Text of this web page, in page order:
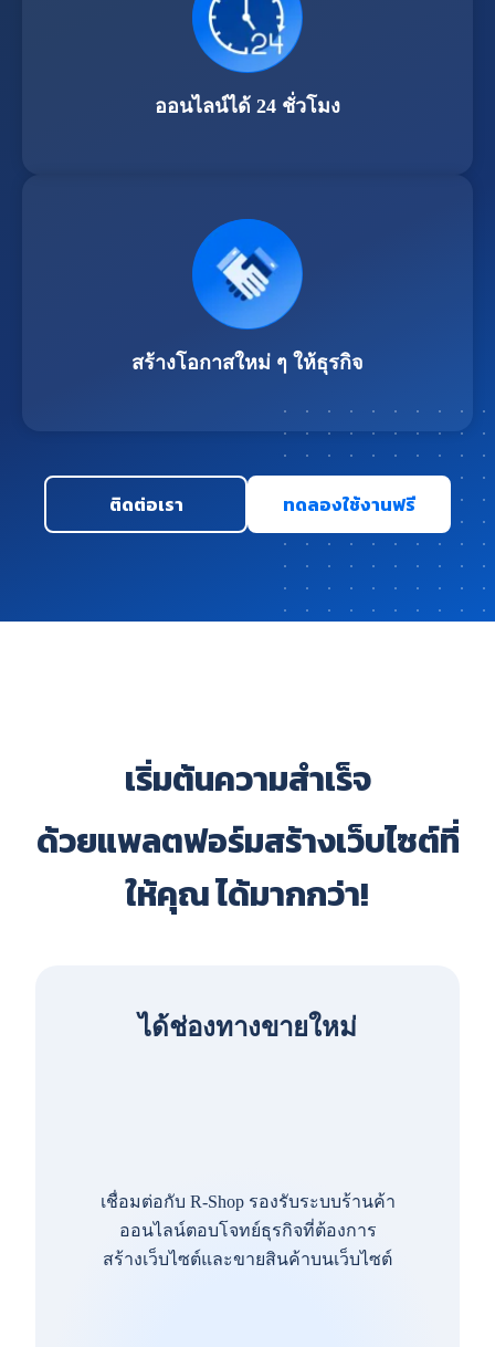
ออนไลน์ได้ 24 ชั่วโมง
สร้างโอกาสใหม่ ๆ ให้ธุรกิจ
ติดต่อเรา ทดลองใช้งานฟรี
เริ่มต้นความสำเร็จ
ด้วยแพลตฟอร์มสร้างเว็บไซต์ที่
ให้คุณ ได้มากกว่า!
ได้ช่องทางขายใหม่
เชื่อมต่อกับ R-Shop รองรับระบบร้านค้า
ออนไลน์ตอบโจทย์ธุรกิจที่ต้องการ
สร้างเว็บไซต์และขายสินค้าบนเว็บไซต์